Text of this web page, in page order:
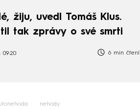
žiju, uvedl Tomáš Klus.
tak zprávy o své smrti
09:20 6 min čtení
nehody